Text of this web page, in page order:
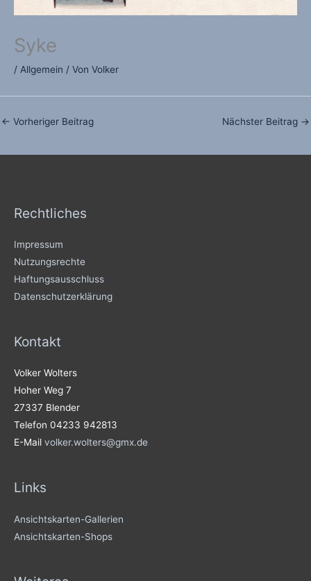
Syke
/ Allgemein / Von Volker
← Vorheriger Beitrag Nächster Beitrag →
Rechtliches
Impressum
Nutzungsrechte
Haftungsausschluss
Datenschutzerklärung
Kontakt
Volker Wolters
Hoher Weg 7
27337 Blender
Telefon 04233 942813
E-Mail volker.wolters@gmx.de
Links
Ansichtskarten-Gallerien
Ansichtskarten-Shops